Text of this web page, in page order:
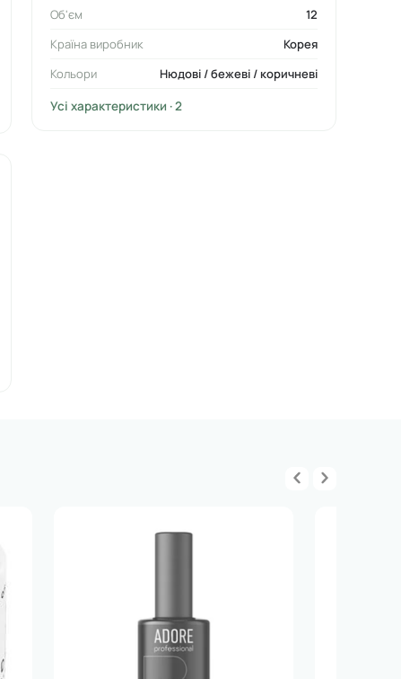
Об'єм
12
Країна виробник
Корея
Кольори
Нюдові / бежеві / коричневі
Усі характеристики · 2